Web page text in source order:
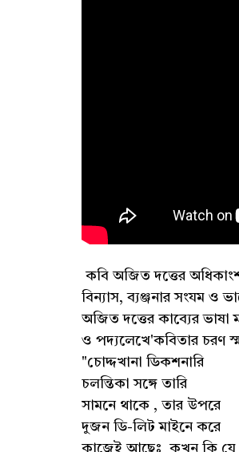
কবি অজিত দত্তের
বিন্যাস, ব্যঞ্জনার সংযম ও
অজিত দত্তের কাব্যের ভাষা
ও পদ্যলেখে'কবিতার চরণ
"চোদ্দখানা ডিকশনারি
চলন্তিকা সঙ্গে তারি
সামনে থাকে , তার উপরে
দুজন ডি-লিট মাইনে করে
কাজেই আছেঃ কখন কি যে